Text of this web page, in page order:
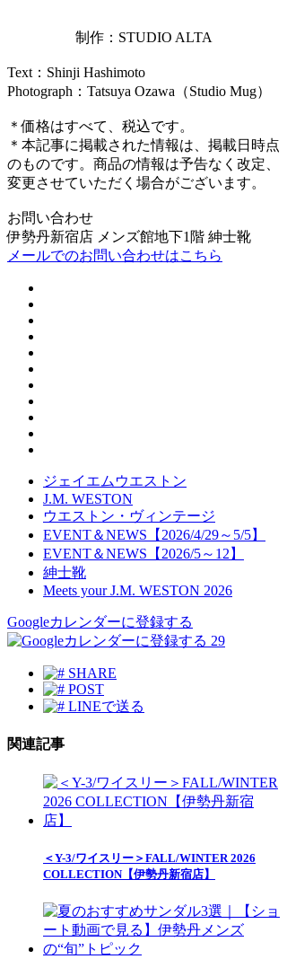
制作：STUDIO ALTA
Text：Shinji Hashimoto
Photograph：Tatsuya Ozawa（Studio Mug）
＊価格はすべて、税込です。
＊本記事に掲載された情報は、掲載日時点
のものです。商品の情報は予告なく改定、
変更させていただく場合がございます。
お問い合わせ
伊勢丹新宿店 メンズ館地下1階 紳士靴
メールでのお問い合わせはこちら
ジェイエムウエストン
J.M. WESTON
ウエストン・ヴィンテージ
EVENT＆NEWS【2026/4/29～5/5】
EVENT＆NEWS【2026/5～12】
紳士靴
Meets your J.M. WESTON 2026
Googleカレンダーに登録する
29
SHARE
POST
LINEで送る
関連記事
＜Y-3/ワイスリー＞FALL/WINTER 2026
COLLECTION【伊勢丹新宿店】